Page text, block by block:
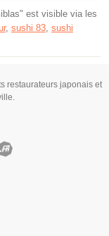
est visible via les
, sushi 83, sushi
restaurateurs japonais et